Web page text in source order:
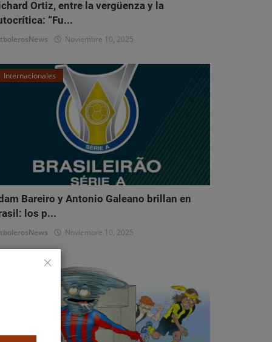
Ortiz, entre la vergüenza y la
“Fu...
Noviembre 10, 2025
Internacionales
Bareiro y Antonio Galeano brillan en
los p...
Noviembre 10, 2025